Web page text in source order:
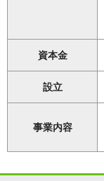
資本金
設立
事業内容